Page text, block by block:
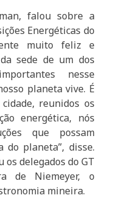
falou sobre a
Energéticas do
muito feliz e
sede de um dos
nesse
planeta vive. É
reunidos os
energética, nós
que possam
planeta”, disse.
delegados do GT
de Niemeyer, o
mineira.